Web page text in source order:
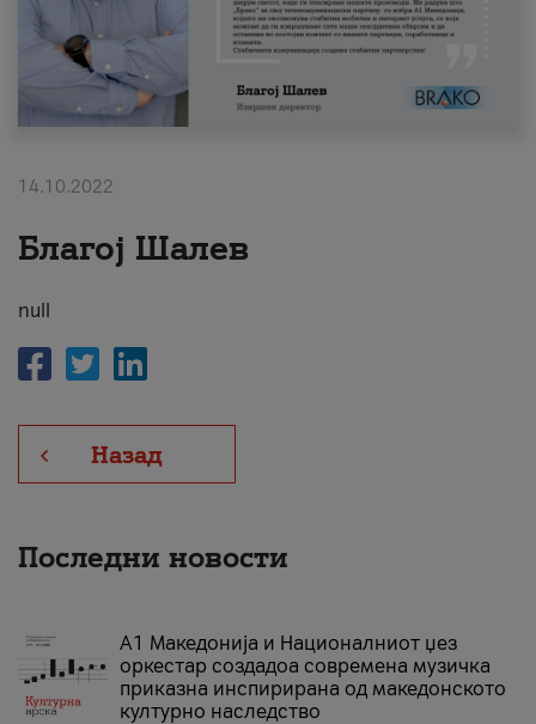
Приватни Деловни
Поддршка
За нас
#ПодобарОнлајн
14.10.2022
Благој Шалев
null
Назад
Последни новости
А1 Македонија и Националниот џез
оркестар создадоа современа музичка
приказна инспирирана од македонското
културно наследство